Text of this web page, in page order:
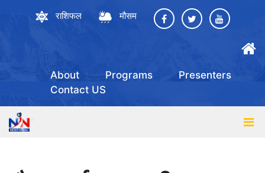
राशिफल मौसम
About Programs
Presenters
Contact US